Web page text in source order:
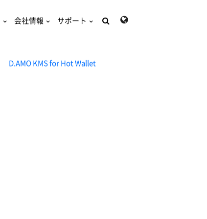
会社情報 サポート
D.AMO KMS for Hot Wallet